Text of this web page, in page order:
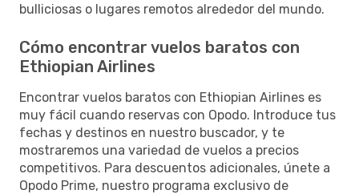
bulliciosas o lugares remotos alrededor del mundo.
Cómo encontrar vuelos baratos con
Ethiopian Airlines
Encontrar vuelos baratos con Ethiopian Airlines es
muy fácil cuando reservas con Opodo. Introduce tus
fechas y destinos en nuestro buscador, y te
mostraremos una variedad de vuelos a precios
competitivos. Para descuentos adicionales, únete a
Opodo Prime, nuestro programa exclusivo de